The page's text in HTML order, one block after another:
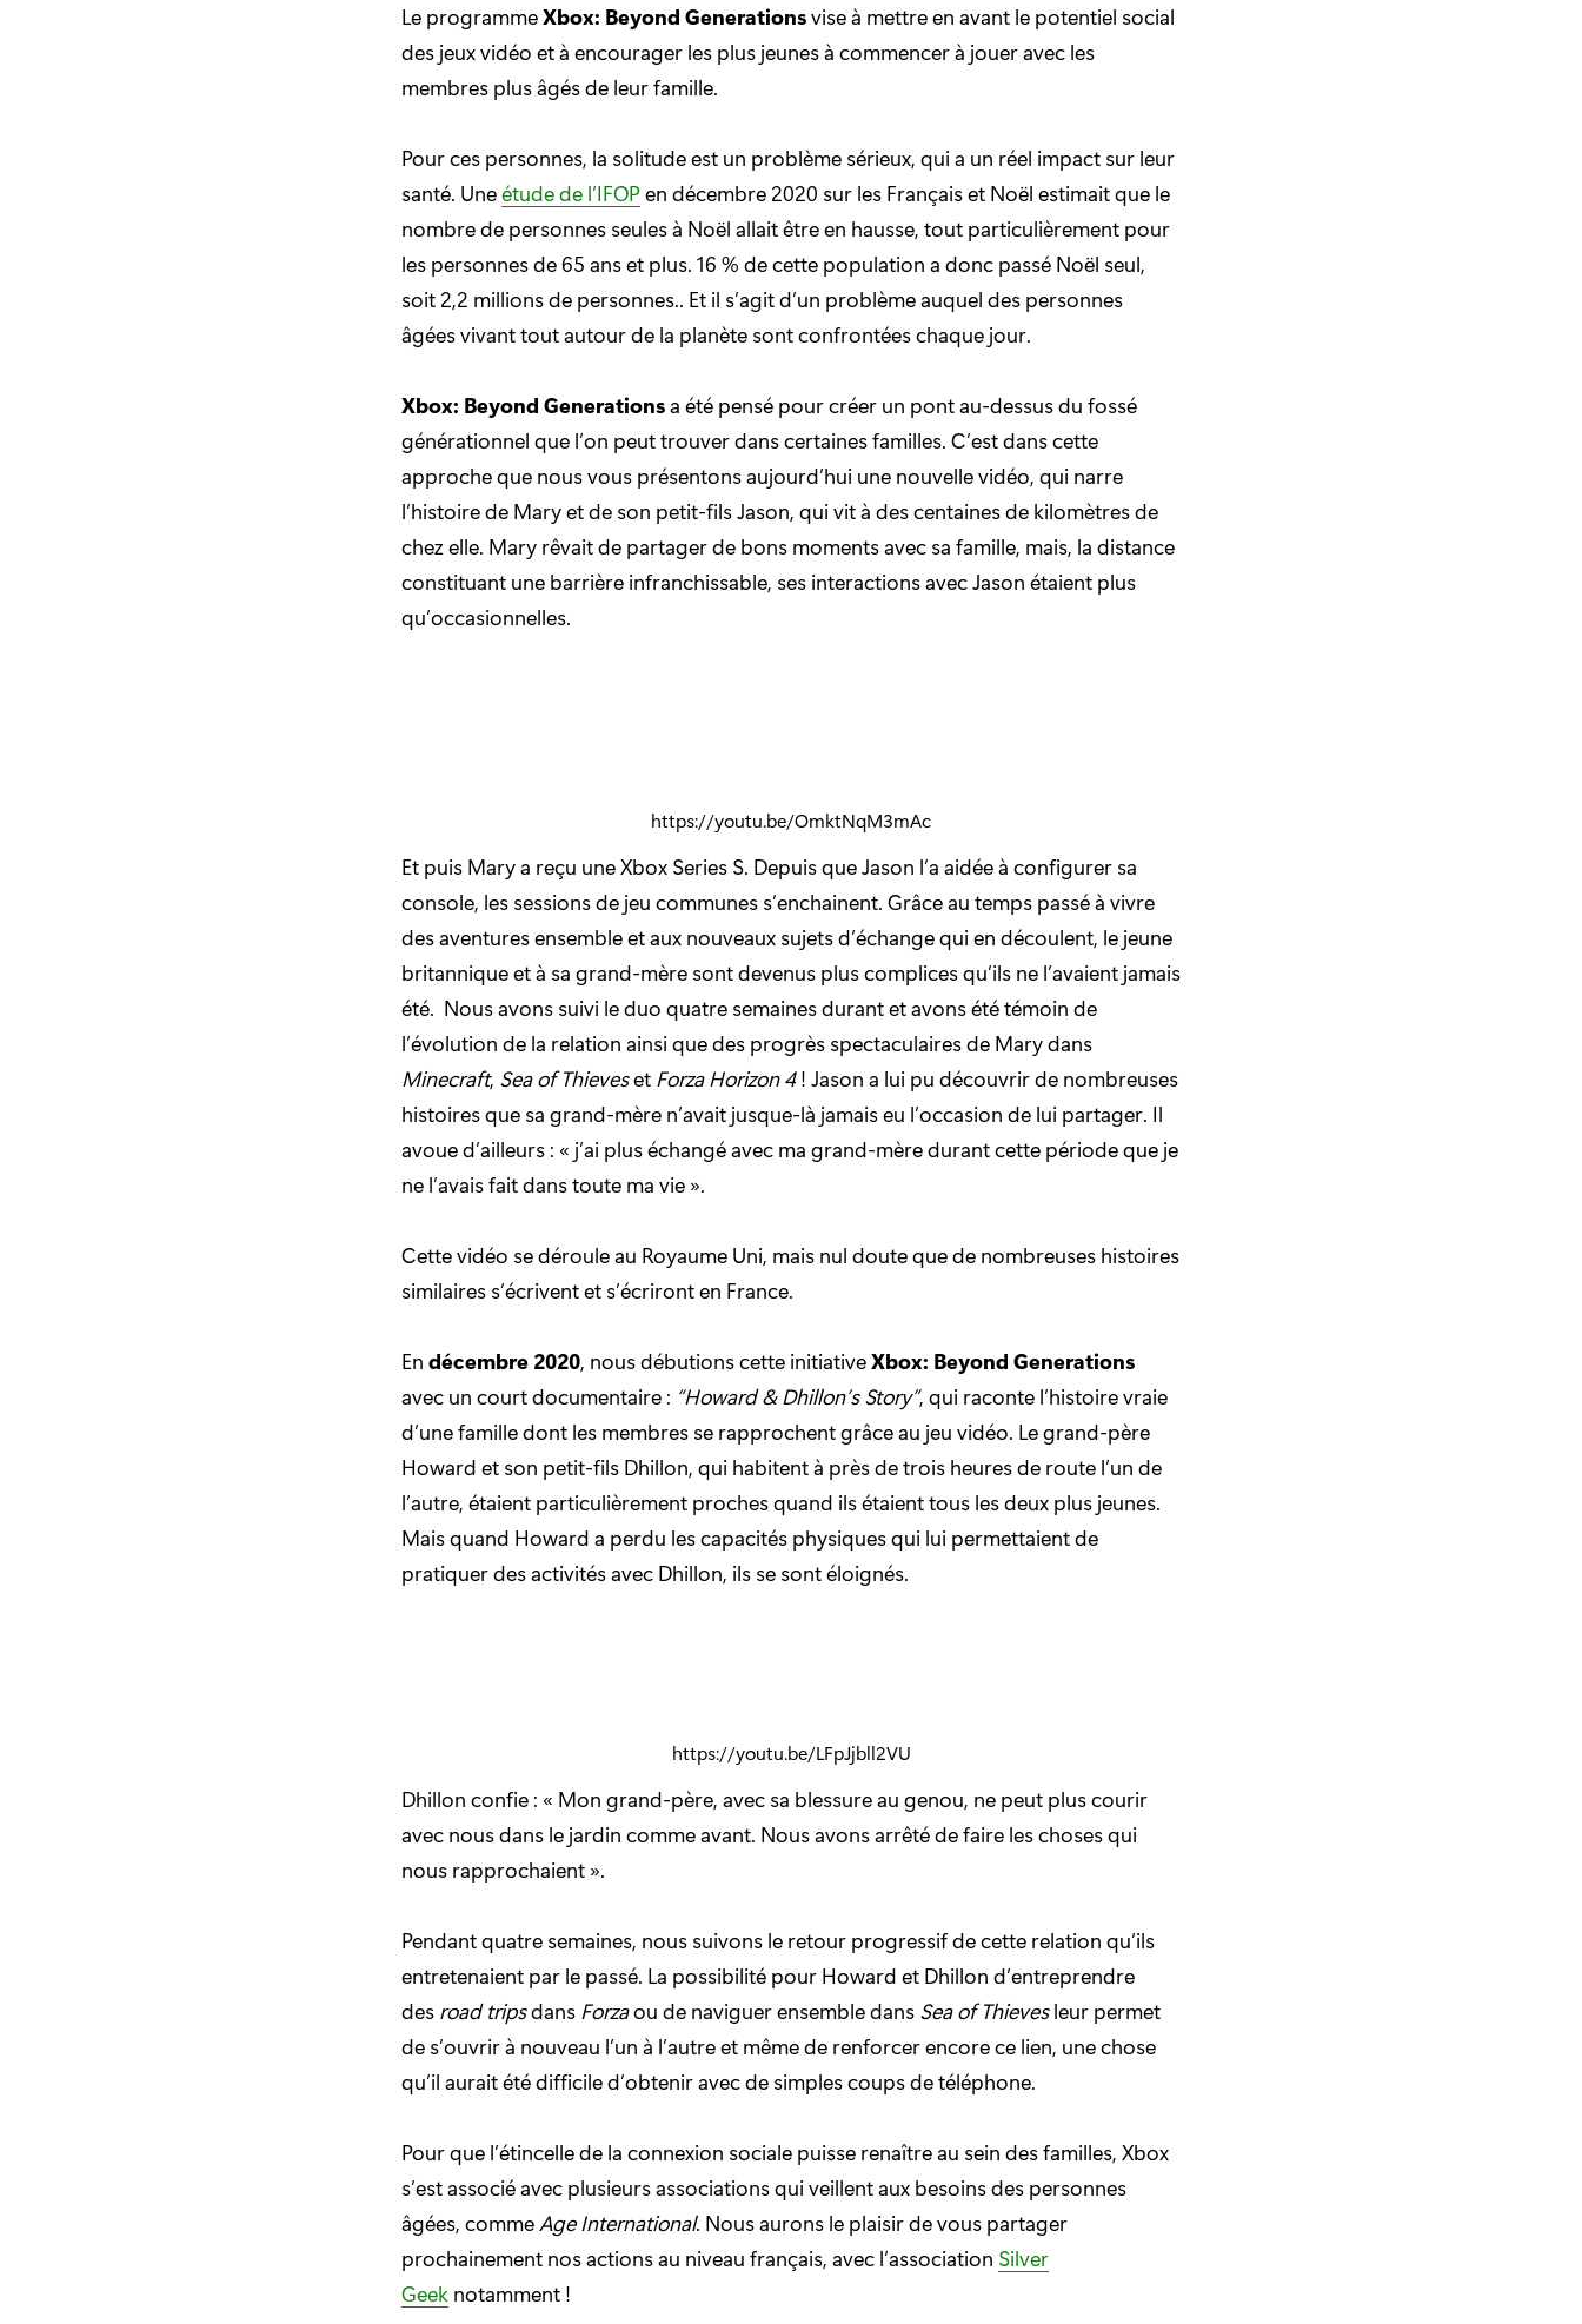
Le programmeXbox: Beyond Generationsvise à mettre en avant le potentiel social
des jeux vidéo et à encourager les plus jeunes à commencer à jouer avec les
membres plus âgés de leur famille.
Pour ces personnes, la solitude est un problème sérieux, qui a un réel impact sur leur
santé. Uneétude de l’IFOPen décembre 2020 sur les Français et Noël estimait que le
nombre de personnes seules à Noël allait être en hausse, tout particulièrement pour
les personnes de 65 ans et plus. 16 % de cette population a donc passé Noël seul,
soit 2,2 millions de personnes.. Et il s’agit d’un problème auquel des personnes
âgées vivant tout autour de la planète sont confrontées chaque jour.
Xbox: Beyond Generationsa été pensé pour créer un pont au-dessus du fossé
générationnel que l’on peut trouver dans certaines familles. C’est dans cette
approche que nous vous présentons aujourd’hui une nouvelle vidéo, qui narre
l’histoire de Mary et de son petit-fils Jason, qui vit à des centaines de kilomètres de
chez elle. Mary rêvait de partager de bons moments avec sa famille, mais, la distance
constituant une barrière infranchissable, ses interactions avec Jason étaient plus
qu’occasionnelles.
https://youtu.be/OmktNqM3mAc
Et puis Mary a reçu une Xbox Series S. Depuis que Jason l’a aidée à configurer sa
console, les sessions de jeu communes s’enchainent. Grâce au temps passé à vivre
des aventures ensemble et aux nouveaux sujets d’échange qui en découlent, le jeune
britannique et à sa grand-mère sont devenus plus complices qu’ils ne l’avaient jamais
été. Nous avons suivi le duo quatre semaines durant et avons été témoin de
l’évolution de la relation ainsi que des progrès spectaculaires de Mary dans
Minecraft, Sea of Thieveset Forza Horizon 4! Jason a lui pu découvrir de nombreuses
histoires que sa grand-mère n’avait jusque-là jamais eu l’occasion de lui partager. Il
avoue d’ailleurs : « j’ai plus échangé avec ma grand-mère durant cette période que je
ne l’avais fait dans toute ma vie ».
Cette vidéo se déroule au Royaume Uni, mais nul doute que de nombreuses histoires
similaires s’écrivent et s’écriront en France.
En décembre 2020, nous débutions cette initiativeXbox: Beyond Generations
avec un court documentaire : “Howard & Dhillon’s Story”, qui raconte l’histoire vraie
d’une famille dont les membres se rapprochent grâce au jeu vidéo. Le grand-père
Howard et son petit-fils Dhillon, qui habitent à près de trois heures de route l’un de
l’autre, étaient particulièrement proches quand ils étaient tous les deux plus jeunes.
Mais quand Howard a perdu les capacités physiques qui lui permettaient de
pratiquer des activités avec Dhillon, ils se sont éloignés.
https://youtu.be/LFpJjbll2VU
Dhillon confie : « Mon grand-père, avec sa blessure au genou, ne peut plus courir
avec nous dans le jardin comme avant. Nous avons arrêté de faire les choses qui
nous rapprochaient ».
Pendant quatre semaines, nous suivons le retour progressif de cette relation qu’ils
entretenaient par le passé. La possibilité pour Howard et Dhillon d’entreprendre
des road tripsdans Forzaou de naviguer ensemble dans Sea of Thievesleur permet
de s’ouvrir à nouveau l’un à l’autre et même de renforcer encore ce lien, une chose
qu’il aurait été difficile d’obtenir avec de simples coups de téléphone.
Pour que l’étincelle de la connexion sociale puisse renaître au sein des familles, Xbox
s’est associé avec plusieurs associations qui veillent aux besoins des personnes
âgées, comme Age International. Nous aurons le plaisir de vous partager
prochainement nos actions au niveau français, avec l’association Silver
Geek notamment !